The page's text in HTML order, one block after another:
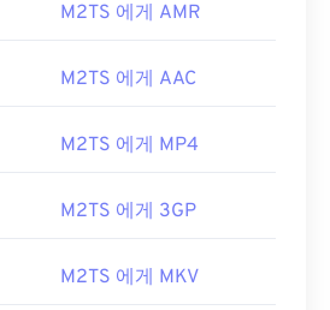
M2TS 에게 AMR
M2TS 에게 AAC
M2TS 에게 MP4
M2TS 에게 3GP
M2TS 에게 MKV